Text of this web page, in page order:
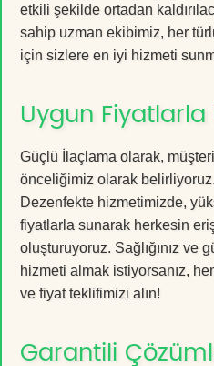
etkili şekilde ortadan
sahip uzman ekibimiz, her
için sizlere en iyi hizmeti
Uygun
Güçlü İlaçlama olarak,
önceliğimiz olarak
Dezenfekte hizmetimizde,
fiyatlarla sunarak herkesin
oluşturuyoruz. Sağlığınız ve
hizmeti almak istiyorsanız,
ve fiyat teklifimizi alın!
Garantili